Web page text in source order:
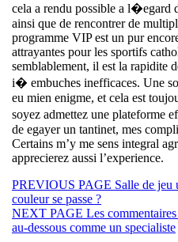
cela a rendu possible a l�egard
ainsi que de rencontrer de
programme VIP est un pur
attrayantes pour les sportifs
semblablement, il est la rapidite
i� embuches inefficaces. Une
eu mien enigme, et cela est
soyez admettez une plateforme
de egayer un tantinet, mes
Certains m’y me sens integral
apprecierez aussi l’experience.
Beitragsnavigation
PREVIOUS PAGE Previous
Salle de jeu
couleur se passe ?
NEXT PAGE Next
post:
Les
au-dessous comme un specialiste